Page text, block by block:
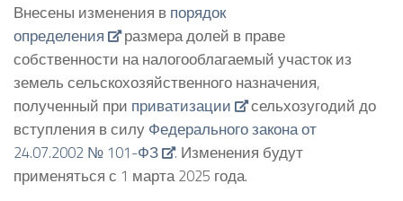
Внесены изменения в порядок
определения
размера долей в праве
собственности на налогооблагаемый участок из
земель сельскохозяйственного назначения,
полученный при приватизации
сельхозугодий до
вступления в силу Федерального закона от
24.07.2002 № 101-ФЗ
. Изменения будут
применяться с 1 марта 2025 года.